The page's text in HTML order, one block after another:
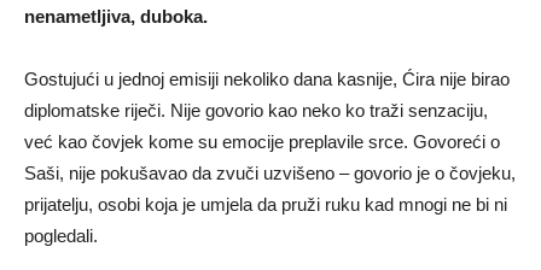
nenametljiva, duboka.
Gostujući u jednoj emisiji nekoliko dana kasnije, Ćira nije birao
diplomatske riječi. Nije govorio kao neko ko traži senzaciju,
već kao čovjek kome su emocije preplavile srce. Govoreći o
Saši, nije pokušavao da zvuči uzvišeno – govorio je o čovjeku,
prijatelju, osobi koja je umjela da pruži ruku kad mnogi ne bi ni
pogledali.